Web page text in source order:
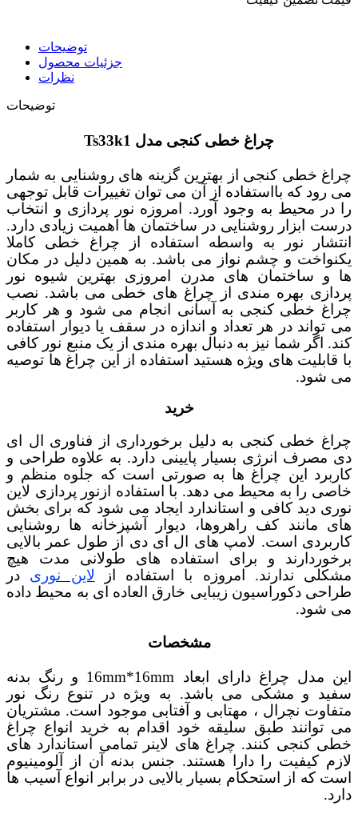
توضیحات
جزئیات محصول
نظرات
توضیحات
چراغ خطی کنجی مدل Ts33k1
چراغ خطی کنجی از بهترین گزینه های روشنایی به شمار
می رود که بااستفاده از آن می توان تغییرات قابل توجهی
را در محیط به وجود آورد. امروزه نور پردازی و انتخاب
درست ابزار روشنایی در ساختمان ها اهمیت زیادی دارد.
انتشار نور به واسطه استفاده از چراغ خطی کاملا
یکنواخت و چشم نواز می باشد. به همین دلیل در مکان
ها و ساختمان های مدرن امروزی بهترین شیوه نور
پردازی بهره مندی از چراغ های خطی می باشد. نصب
چراغ خطی کنجی به آسانی انجام می شود و هر کاربر
می تواند در هر تعداد و اندازه در سقف یا دیوار استفاده
کند. اگر شما نیز به دنبال بهره مندی از یک منبع نور کافی
با قابلیت های ویژه هستید استفاده از این چراغ ها توصیه
می شود.
خرید
چراغ خطی کنجی به دلیل برخورداری از فناوری ال ای
دی مصرف انرژی بسیار پایینی دارد. به علاوه طراحی و
کاربرد این چراغ ها به صورتی است که جلوه منظم و
خاصی را به محیط می دهد. با استفاده ازنور پردازی لاین
نوری دید کافی و استاندارد ایجاد می شود که برای بخش
های مانند کف راهروها، دیوار آشپزخانه ها روشنایی
کاربردی است. لامپ های ال ای دی از طول عمر بالایی
برخوردارند و برای استفاده های طولانی مدت هیچ
مشکلی ندارند. امروزه با استفاده از لاین نوری در
طراحی دکوراسیون زیبایی خارق العاده ای به محیط داده
می شود.
مشخصات
این مدل چراغ دارای ابعاد 16mm*16mm و رنگ بدنه
سفید و مشکی می باشد. به ویژه در تنوع رنگ نور
متفاوت نچرال ، مهتابی و آفتابی موجود است. مشتریان
می توانند طبق سلیقه خود اقدام به خرید انواع چراغ
خطی کنجی کنند. چراغ های لاینر تمامی استاندارد های
لازم کیفیت را دارا هستند. جنس بدنه آن از آلومینیوم
است که از استحکام بسیار بالایی در برابر انواع آسیب ها
دارد.